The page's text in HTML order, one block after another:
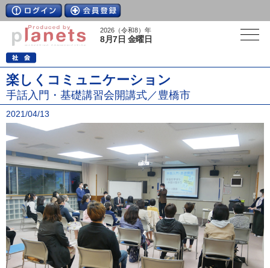
2026（令和8）年
8月7日 金曜日
楽しくコミュニケーション
手話入門・基礎講習会開講式／豊橋市
2021/04/13